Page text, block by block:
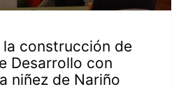
la construcción de
Desarrollo con
niñez de Nariño